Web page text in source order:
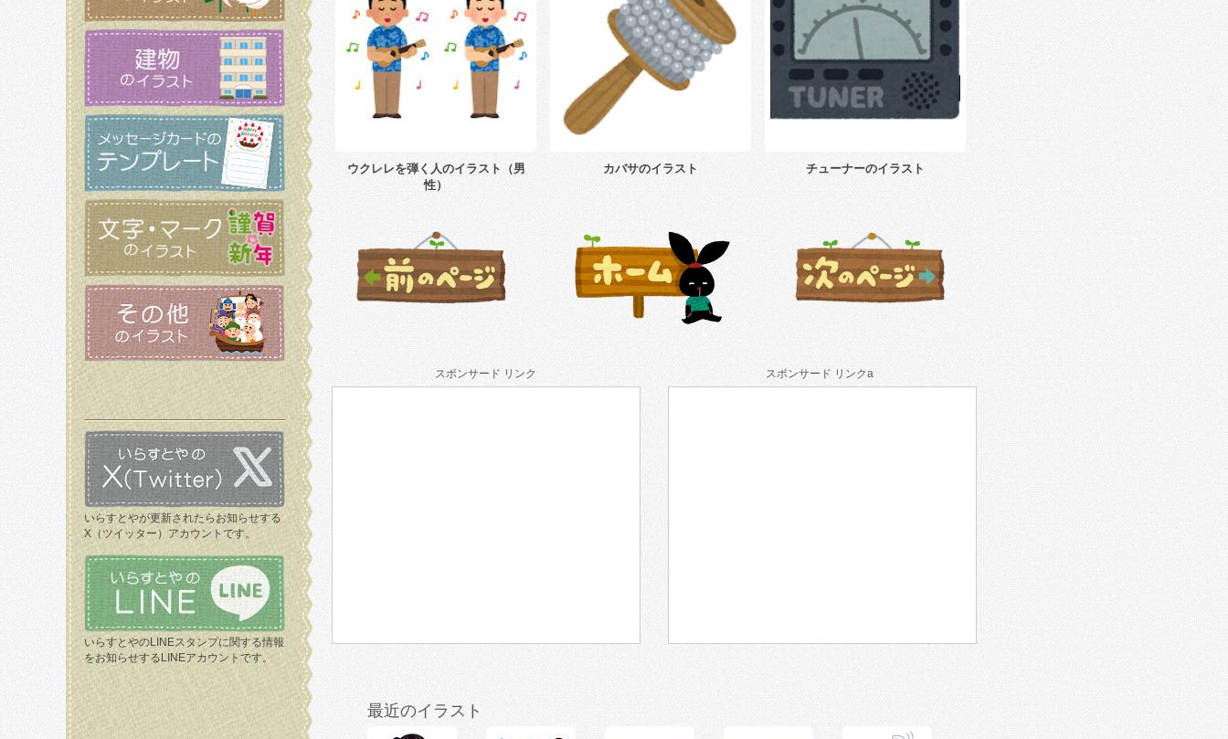
いらすとやが更新されたらお知らせする
X（ツイッター）アカウントです。
いらすとやのLINEスタンプに関する情報
をお知らせするLINEアカウントです。
ウクレレを弾く人のイラスト（男
性）
カバサのイラスト チューナーのイラスト
スポンサード リンク スポンサード リンクa
最近のイラスト